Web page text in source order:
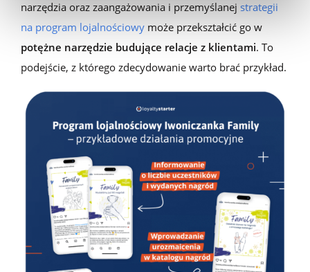
narzędzia oraz zaangażowania i przemyślanej strategii
na program lojalnościowy może przekształcić go w
potężne narzędzie budujące relacje z klientami. To
podejście, z którego zdecydowanie warto brać przykład.